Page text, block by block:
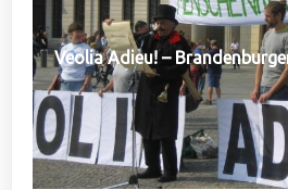
Veolia Adieu! –